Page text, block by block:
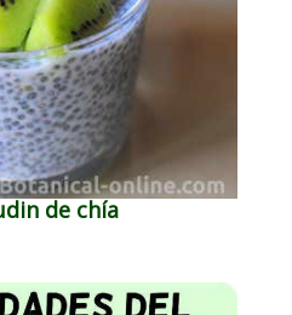
de chía